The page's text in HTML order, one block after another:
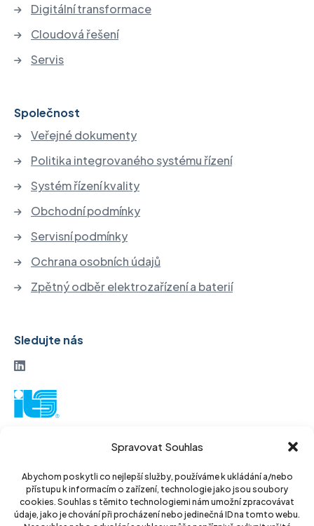
Spravovat Souhlas
Abychom poskytli co nejlepší služby, používáme k ukládání a/nebo
přístupu k informacím o zařízení, technologie jako jsou soubory
cookies. Souhlas s těmito technologiemi nám umožní zpracovávat
údaje, jako je chování při procházení nebo jedinečná ID na tomto webu.
Digitální transformace
Cloudová řešení
Servis
Společnost
Veřejné dokumenty
Politika integrovaného systému řízení
Systém řízení kvality
Obchodní podmínky
Servisní podmínky
Ochrana osobních údajů
Zpětný odběr elektrozařízení a baterií
Sledujte nás
130 52 Praha3
Czech Republic